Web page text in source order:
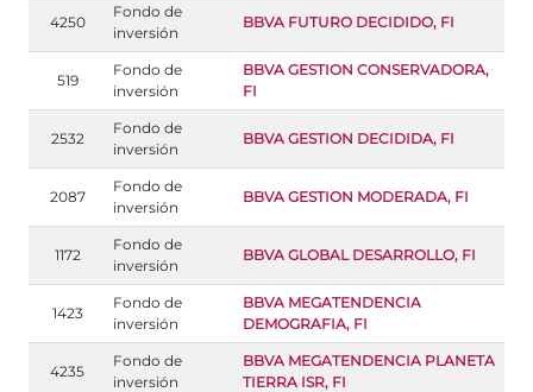
4250
Fondo de
inversión
BBVA FUTURO DECIDIDO, FI
519
Fondo de
inversión
BBVA GESTION CONSERVADORA,
FI
2532
Fondo de
inversión
BBVA GESTION DECIDIDA, FI
2087
Fondo de
inversión
BBVA GESTION MODERADA, FI
1172
Fondo de
inversión
BBVA GLOBAL DESARROLLO, FI
1423
Fondo de
inversión
BBVA MEGATENDENCIA
DEMOGRAFIA, FI
4235
Fondo de
inversión
BBVA MEGATENDENCIA PLANETA
TIERRA ISR, FI